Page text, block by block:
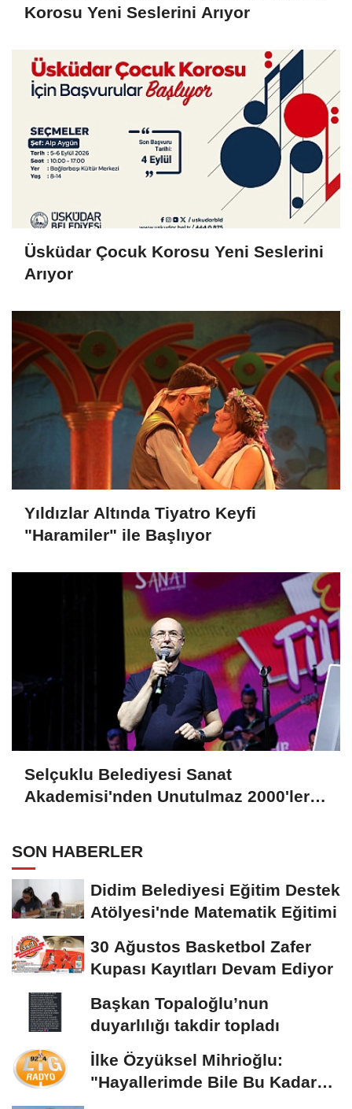
Korosu Yeni Seslerini Arıyor
Üsküdar Çocuk Korosu Yeni Seslerini
Arıyor
Yıldızlar Altında Tiyatro Keyfi
"Haramiler" ile Başlıyor
Selçuklu Belediyesi Sanat
Akademisi'nden Unutulmaz 2000'ler
SON HABERLER
Didim Belediyesi Eğitim Destek
Atölyesi'nde Matematik Eğitimi
30 Ağustos Basketbol Zafer
Kupası Kayıtları Devam Ediyor
Başkan Topaloğlu’nun
duyarlılığı takdir topladı
İlke Özyüksel Mihrioğlu:
"Hayallerimde Bile Bu Kadar